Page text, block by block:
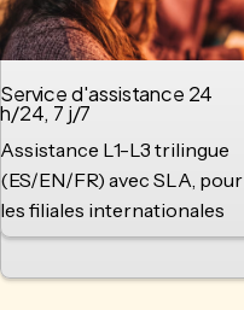
Service d'assistance 24
h/24, 7 j/7
Assistance L1-L3 trilingue
(ES/EN/FR) avec SLA, pour
les filiales internationales